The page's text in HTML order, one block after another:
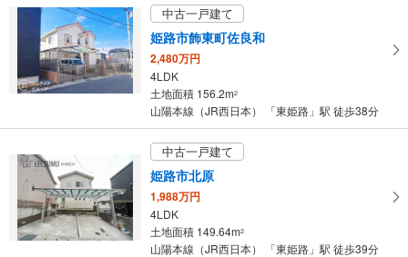
中古一戸建て
姫路市飾東町佐良和
2,480万円
4LDK
土地面積 156.2m2
山陽本線（JR西日本） 「東姫路」駅 徒歩38分
中古一戸建て
姫路市北原
1,988万円
4LDK
土地面積 149.64m2
山陽本線（JR西日本） 「東姫路」駅 徒歩39分